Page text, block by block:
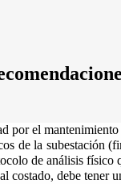
por el
de la subestación
de análisis físico
costado, debe